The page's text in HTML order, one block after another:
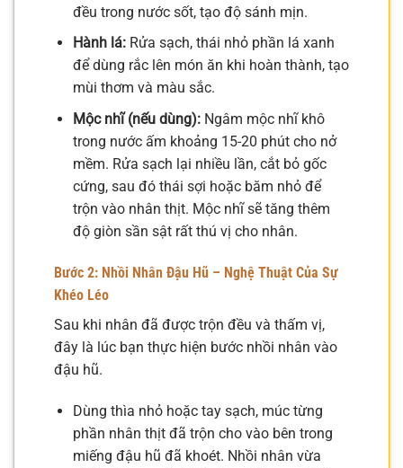
đều trong nước sốt, tạo độ sánh mịn.
Hành lá:Rửa sạch, thái nhỏ phần lá xanh
để dùng rắc lên món ăn khi hoàn thành, tạo
mùi thơm và màu sắc.
Mộc nhĩ (nếu dùng):Ngâm mộc nhĩ khô
trong nước ấm khoảng 15-20 phút cho nở
mềm. Rửa sạch lại nhiều lần, cắt bỏ gốc
cứng, sau đó thái sợi hoặc băm nhỏ để
trộn vào nhân thịt. Mộc nhĩ sẽ tăng thêm
độ giòn sần sật rất thú vị cho nhân.
Bước 2: Nhồi Nhân Đậu Hũ – Nghệ Thuật Của Sự
Khéo Léo
Sau khi nhân đã được trộn đều và thấm vị,
đây là lúc bạn thực hiện bước nhồi nhân vào
đậu hũ.
Dùng thìa nhỏ hoặc tay sạch, múc từng
phần nhân thịt đã trộn cho vào bên trong
miếng đậu hũ đã khoét. Nhồi nhân vừa